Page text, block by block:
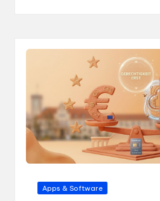
Gepostet
Apps & Software